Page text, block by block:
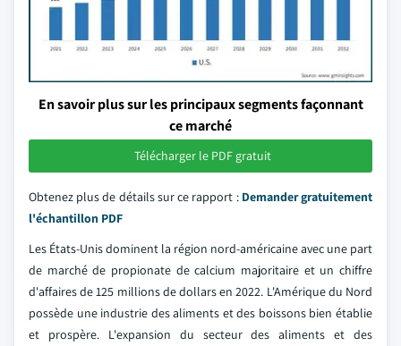
En savoir plus sur les principaux segments façonnant
ce marché
Télécharger le PDF gratuit
Obtenez plus de détails sur ce rapport : Demander gratuitement
l'échantillon PDF
Les États-Unis dominent la région nord-américaine avec une part
de marché de propionate de calcium majoritaire et un chiffre
d'affaires de 125 millions de dollars en 2022. L'Amérique du Nord
possède une industrie des aliments et des boissons bien établie
et prospère. L'expansion du secteur des aliments et des